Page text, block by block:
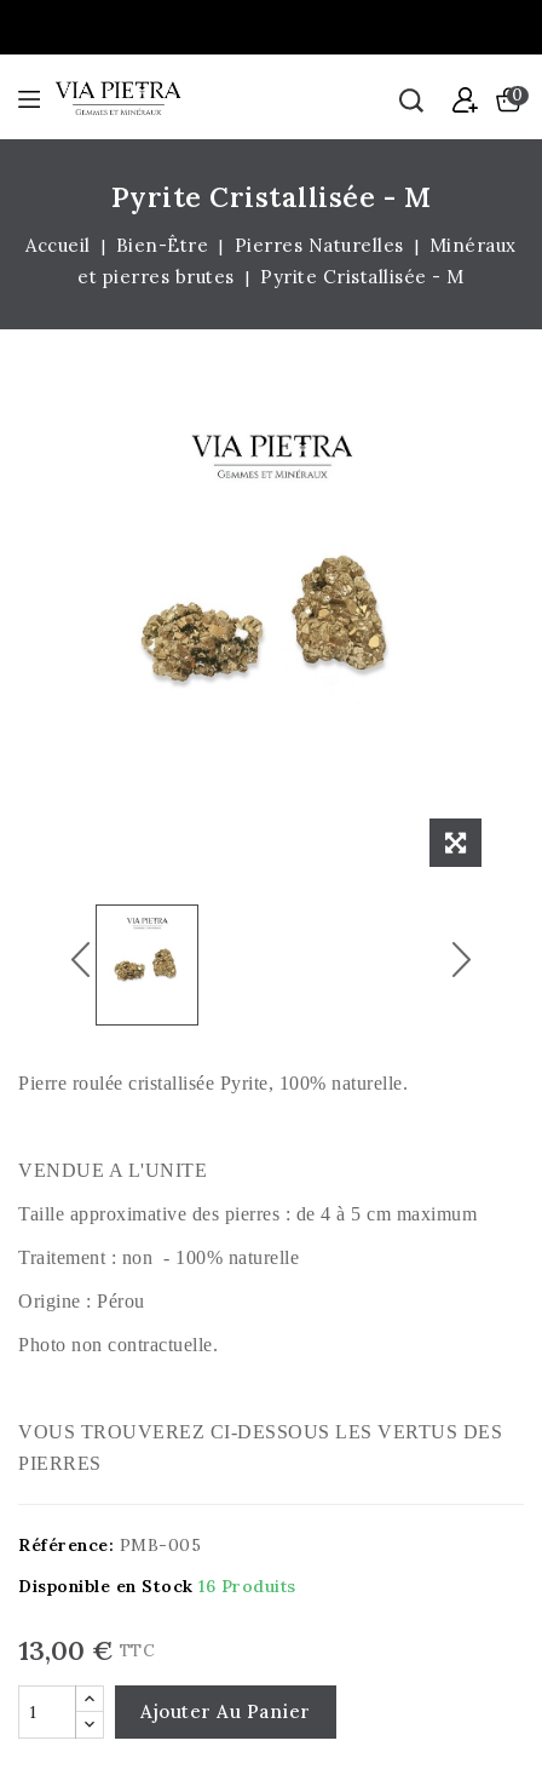
0
Pyrite Cristallisée - M
Accueil Bien-Être Pierres Naturelles
Minéraux
et pierres brutes
Pyrite Cristallisée - M
Pierre roulée cristallisée Pyrite, 100% naturelle.
VENDUE A L'UNITE
Taille approximative des pierres : de 4 à 5 cm maximum
Traitement : non - 100% naturelle
Origine : Pérou
Photo non contractuelle.
VOUS TROUVEREZ CI-DESSOUS LES VERTUS DES
PIERRES
Référence: PMB-005
Disponible en Stock 16 Produits
13,00 € TTC
Ajouter Au Panier